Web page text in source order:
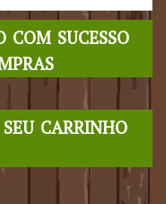
sucesso
carrinho